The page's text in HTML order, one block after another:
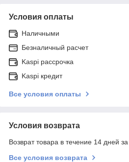
Условия оплаты
Наличными
Безналичный расчет
Kaspi рассрочка
Kaspi кредит
Все условия оплаты
Условия возврата
Возврат товара в течение 14 дней
Все условия возврата